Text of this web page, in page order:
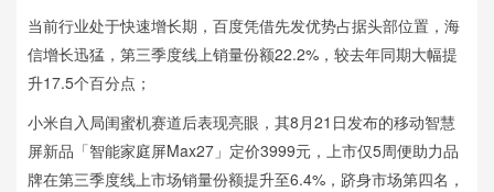
当前行业处于快速增长期，百度凭借先发优势占据头部位置，海
信增长迅猛，第三季度线上销量份额22.2%，较去年同期大幅提
升17.5个百分点；
小米自入局闺蜜机赛道后表现亮眼，其8月21日发布的移动智慧
屏新品「智能家庭屏Max27」定价3999元，上市仅5周便助力品
牌在第三季度线上市场销量份额提升至6.4%，跻身市场第四名，